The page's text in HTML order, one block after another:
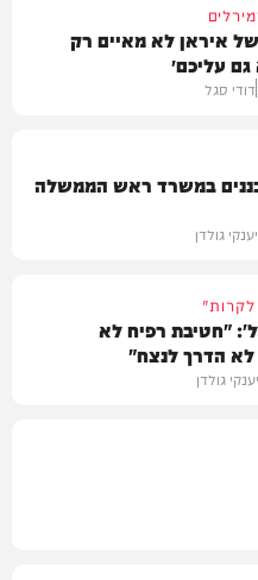
איראן לא מאיים רק
עליכם״
דודי סגל
במשרד ראש הממשלה
יענקי גולדן
"חטיבת רפיח לא
לא הדרך לנצח"
יענקי גולדן